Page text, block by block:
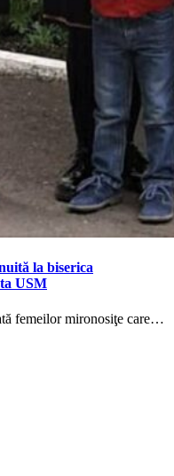
la biserica
USM
femeilor mironosiţe care…